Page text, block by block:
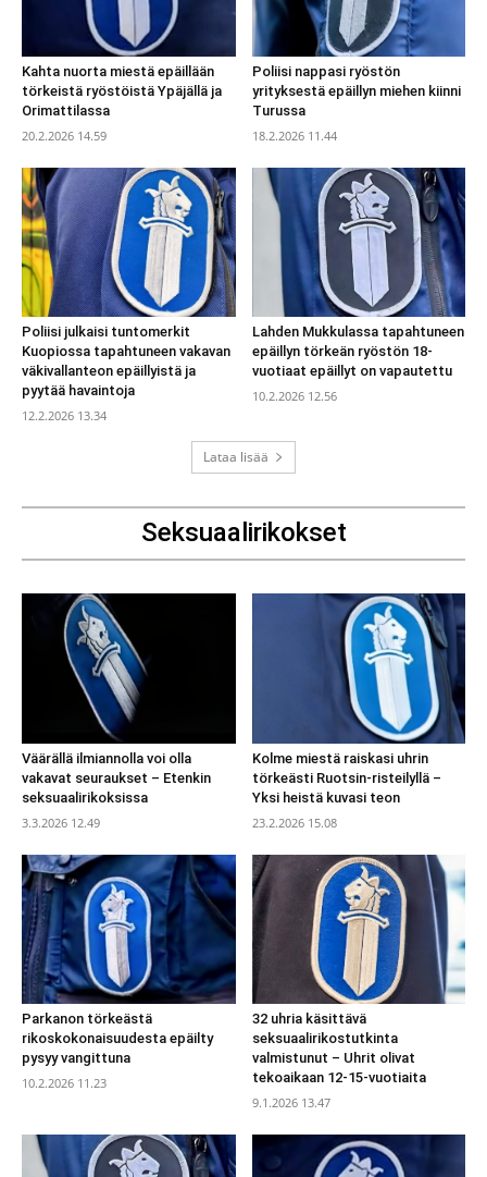
Kahta nuorta miestä epäillään
törkeistä ryöstöistä Ypäjällä ja
Orimattilassa
20.2.2026 14.59
Poliisi nappasi ryöstön
yrityksestä epäillyn miehen kiinni
Turussa
18.2.2026 11.44
Poliisi julkaisi tuntomerkit
Kuopiossa tapahtuneen vakavan
väkivallanteon epäillyistä ja
pyytää havaintoja
12.2.2026 13.34
Lahden Mukkulassa tapahtuneen
epäillyn törkeän ryöstön 18-
vuotiaat epäillyt on vapautettu
10.2.2026 12.56
Lataa lisää
Seksuaalirikokset
Väärällä ilmiannolla voi olla
vakavat seuraukset – Etenkin
seksuaalirikoksissa
3.3.2026 12.49
Kolme miestä raiskasi uhrin
törkeästi Ruotsin-risteilyllä –
Yksi heistä kuvasi teon
23.2.2026 15.08
Parkanon törkeästä
rikoskokonaisuudesta epäilty
pysyy vangittuna
10.2.2026 11.23
32 uhria käsittävä
seksuaalirikostutkinta
valmistunut – Uhrit olivat
tekoaikaan 12-15-vuotiaita
9.1.2026 13.47